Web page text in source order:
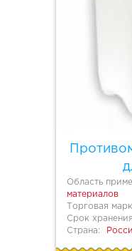
Область
материалов
Торговая
Срок
Страна: